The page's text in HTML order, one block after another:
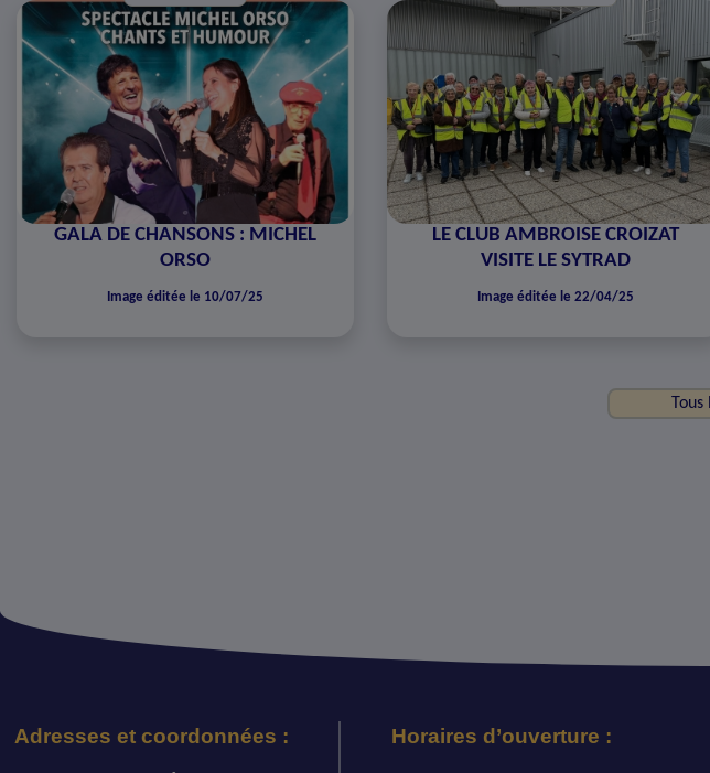
GALA DE CHANSONS : MICHEL
ORSO
Image éditée le 10/07/25
LE CLUB AMBROISE CROIZAT
VISITE LE SYTRAD
Image éditée le 22/04/25
Tous
Adresses et coordonnées : Horaires d’ouverture :